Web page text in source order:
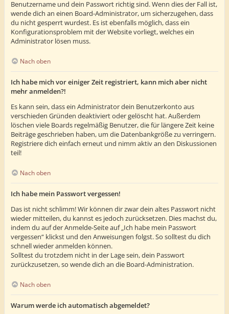
Benutzername und dein Passwort richtig sind. Wenn dies der Fall ist,
wende dich an einen Board-Administrator, um sicherzugehen, dass
du nicht gesperrt wurdest. Es ist ebenfalls möglich, dass ein
Konfigurationsproblem mit der Website vorliegt, welches ein
Administrator lösen muss.
Nach oben
Ich habe mich vor einiger Zeit registriert, kann mich aber nicht
mehr anmelden?!
Es kann sein, dass ein Administrator dein Benutzerkonto aus
verschieden Gründen deaktiviert oder gelöscht hat. Außerdem
löschen viele Boards regelmäßig Benutzer, die für längere Zeit keine
Beiträge geschrieben haben, um die Datenbankgröße zu verringern.
Registriere dich einfach erneut und nimm aktiv an den Diskussionen
teil!
Nach oben
Ich habe mein Passwort vergessen!
Das ist nicht schlimm! Wir können dir zwar dein altes Passwort nicht
wieder mitteilen, du kannst es jedoch zurücksetzen. Dies machst du,
indem du auf der Anmelde-Seite auf „Ich habe mein Passwort
vergessen“ klickst und den Anweisungen folgst. So solltest du dich
schnell wieder anmelden können.
Solltest du trotzdem nicht in der Lage sein, dein Passwort
zurückzusetzen, so wende dich an die Board-Administration.
Nach oben
Warum werde ich automatisch abgemeldet?